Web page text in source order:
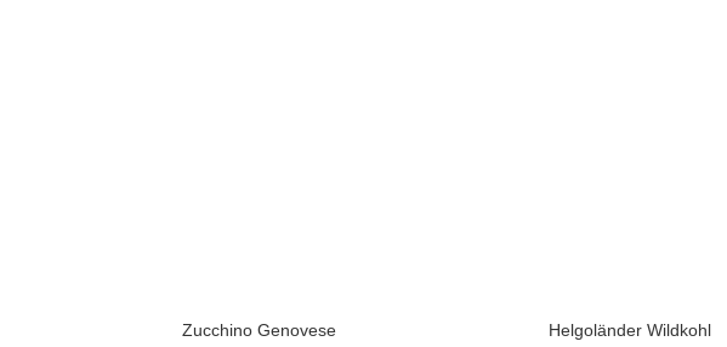
Zucchino Genovese Helgoländer Wildkohl